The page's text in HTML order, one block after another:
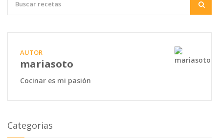
AUTOR
mariasoto
Cocinar es mi pasión
Categorias